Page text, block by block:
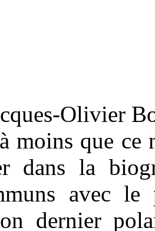
Olivier
moins que ce
dans la
avec le
dernier